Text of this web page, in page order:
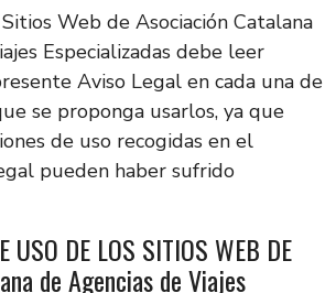
Web de Asociación Catalana
Especializadas debe leer
Aviso Legal en cada una de
se proponga usarlos, ya que
de uso recogidas en el
pueden haber sufrido
USO DE LOS SITIOS WEB DE
de Agencias de Viajes